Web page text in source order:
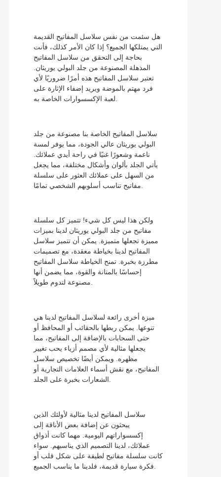
هل سئمت من نفس سلاسل المفاتيح القديمة
التي يمتلكها الجميع؟ إذا كان الأمر كذلك، فأنت
بحاجة إلى التحقق من سلاسل المفاتيح
المذهلة المصنوعة من جلد البولي يوريثان.
تعتبر سلاسل المفاتيح هذه أمرًا ضروريًا لأي
فرد مهتم بالموضة ويريد إضفاء الإثارة على
سلاسل المفاتيح الخاصة بنا مصنوعة من جلد
البولي يوريثان عالي الجودة، مما يوفر لمسة
ناعمة وشعورًا غنيًا في راحة أيدي عملائك.
يأتي الجلد بألوان وأشكال مختلفة، مما يجعل
من السهل على عملائك العثور على سلسلة
ولكن هذا ليس كل شيء! تتميز كل سلسلة
مفاتيح من جلد البولي يوريثان لدينا بميزات
مميزة تجعلها متميزة. يمكن أن تتميز سلاسل
المفاتيح لدينا بخياطة معقدة، مع تصميمات
مطرزة بخبرة. تمنح الخياطة سلاسل المفاتيح
إحساسًا بالمتانة والقوة، مما يضمن أنها
مصنوعة لتدوم طويلاً.
ميزة أخرى رائعة لسلاسل المفاتيح لدينا هي
تنوعها. يمكن ربطها بالحقائب أو المحافظ أو
حتى السحابات بالإضافة إلى المفاتيح، مما
يجعلها مثالية لأي مصمم أزياء يحب تغيير
مظهره. ويمكن أيضًا تخصيص سلاسل
المفاتيح، مع نقش أسماء العلامات التجارية أو
سلاسل المفاتيح لدينا مثالية لأولئك الذين
يبحثون عن إضافة بعض الأناقة إلى
إكسسواراتهم اليومية. مهما كانت أذواق
عملائك، لدينا التصميم الذي يناسبهم. سواء
كانت سلسلة مفاتيح لطيفة على شكل قلب أو